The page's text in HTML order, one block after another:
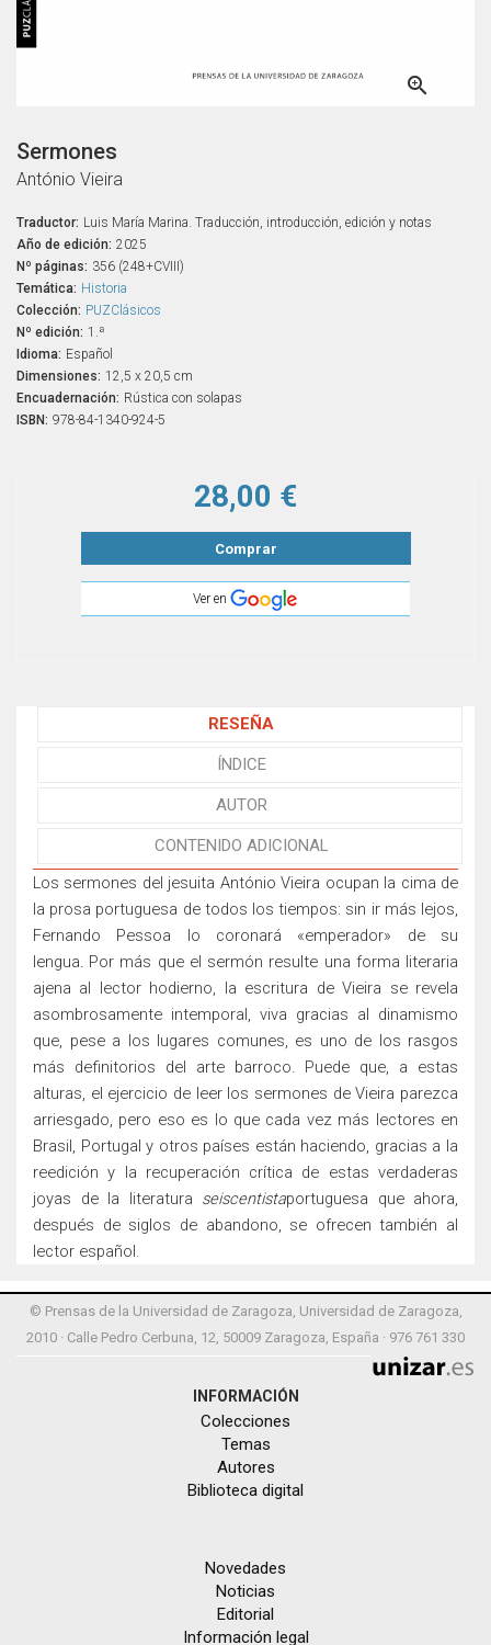

Sermones
António Vieira
Traductor: Luis María Marina. Traducción, introducción, edición y notas
Año de edición: 2025
Nº páginas: 356 (248+CVIII)
Temática: Historia
Colección: PUZClásicos
Nº edición: 1.ª
Idioma: Español
Dimensiones: 12,5 x 20,5 cm
Encuadernación: Rústica con solapas
ISBN: 978-84-1340-924-5
28,00 €
Comprar
Ver en
RESEÑA
ÍNDICE
AUTOR
CONTENIDO ADICIONAL
Los sermones del jesuita António Vieira ocupan la cima de
la prosa portuguesa de todos los tiempos: sin ir más lejos,
Fernando Pessoa lo coronará «emperador» de su
lengua. Por más que el sermón resulte una forma literaria
ajena al lector hodierno, la escritura de Vieira se revela
asombrosamente intemporal, viva gracias al dinamismo
que, pese a los lugares comunes, es uno de los rasgos
más definitorios del arte barroco. Puede que, a estas
alturas, el ejercicio de leer los sermones de Vieira parezca
arriesgado, pero eso es lo que cada vez más lectores en
Brasil, Portugal y otros países están haciendo, gracias a la
reedición y la recuperación crítica de estas verdaderas
joyas de la literatura seiscentistaportuguesa que ahora,
después de siglos de abandono, se ofrecen también al
lector español.
© Prensas de la Universidad de Zaragoza, Universidad de Zaragoza,
2010 · Calle Pedro Cerbuna, 12, 50009 Zaragoza, España · 976 761 330
INFORMACIÓN
Colecciones
Temas
Autores
Biblioteca digital
Novedades
Noticias
Editorial
Información legal